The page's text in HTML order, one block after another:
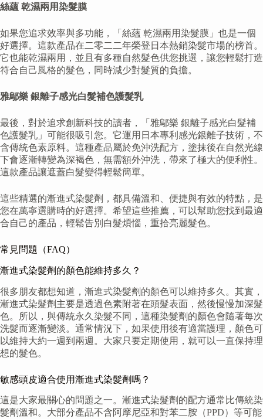
絲蘊 乾濕兩用染髮膜
如果您追求效率與多功能，「絲蘊 乾濕兩用染髮膜」也是一個
好選擇。這款產品在二零二二年榮登日本熱銷染髮市場的榜首。
它也能乾濕兩用，並且有多種自然髮色供您挑選，讓您輕鬆打造
符合自己風格的髮色，同時減少對髮質的負擔。
雅鄔樂 銀離子感光白髮補色護髮乳
最後，對於追求創新科技的讀者，「雅鄔樂 銀離子感光白髮補
色護髮乳」可能很吸引您。它運用日本專利感光銀離子技術，不
含傳統色素原料。這種產品屬於免沖洗配方，塗抹後在自然光線
下會逐漸轉變為深褐色，無需額外沖洗，帶來了極大的便利性。
這款產品讓遮蓋白髮變得輕鬆簡單。
這些精選的漸進式染髮劑，都具備溫和、便捷與有效的特點，是
您在萬寧選購時的好選擇。希望這些推薦，可以幫助您找到最適
合自己的產品，輕鬆告別白髮煩惱，重拾亮麗髮色。
常見問題（FAQ）
漸進式染髮劑的顏色能維持多久？
很多朋友都想知道，漸進式染髮劑的顏色可以維持多久。其實，
漸進式染髮劑主要是透過色素附著在頭髮表面，然後慢慢加深髮
色。所以，與傳統永久染髮不同，這種染髮劑的顏色會隨著每次
洗髮而逐漸變淡。通常情況下，如果使用後有適當護理，顏色可
以維持大約一週到兩週。大家只要定期使用，就可以一直保持理
想的髮色。
敏感頭皮適合使用漸進式染髮劑嗎？
這是大家最關心的問題之一。漸進式染髮劑的配方通常比傳統染
髮劑溫和。大部分產品不含阿摩尼亞和對苯二胺（PPD）等可能